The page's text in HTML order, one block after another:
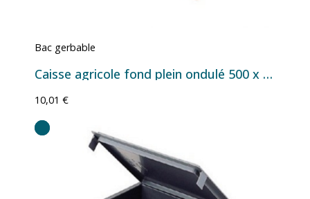
Bac gerbable
Caisse agricole fond plein ondulé 500 x 300 x 200 mm – 23 litres – avec ou sans poignées
10,01 €